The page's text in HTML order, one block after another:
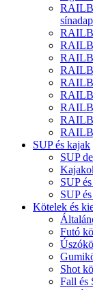
SUP és kajak
SUP
SUP
SUP
Kötelek és
Futó
Shot
Fall és